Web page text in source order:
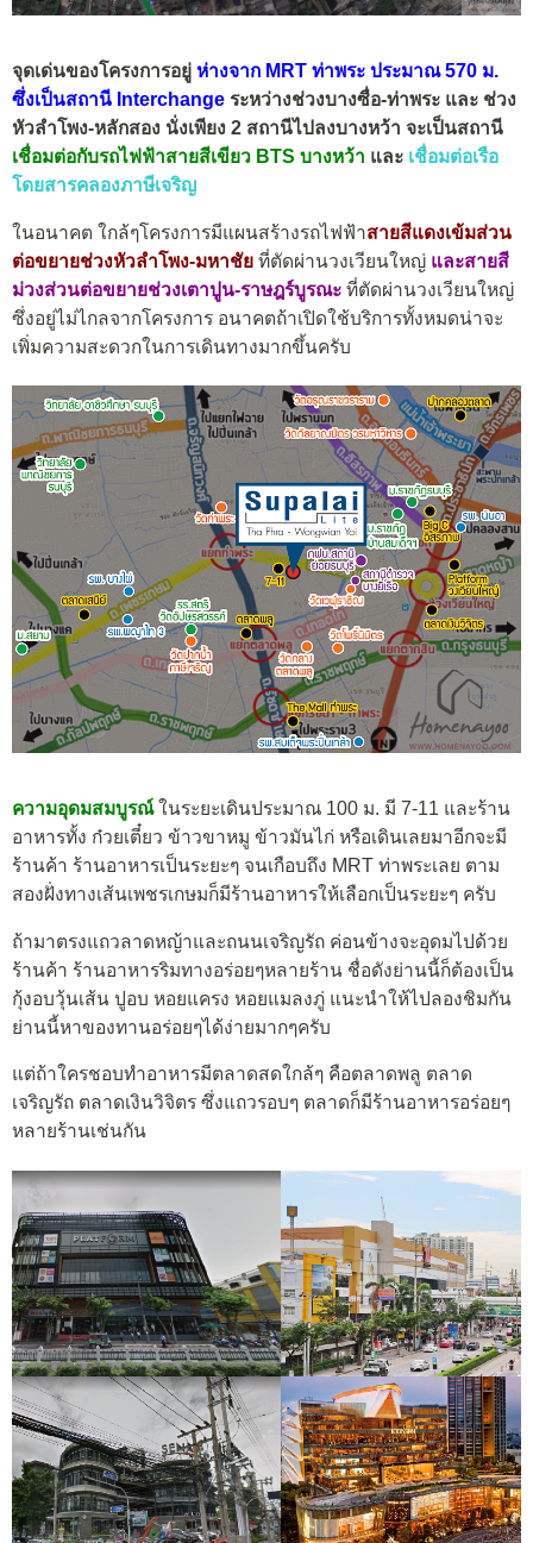
จุดเด่นของโครงการอยู่ ห่างจาก MRT ท่าพระ ประมาณ 570 ม.
ซึ่งเป็นสถานี Interchange ระหว่างช่วงบางซื่อ-ท่าพระ และ ช่วง
หัวลำโพง-หลักสอง นั่งเพียง 2 สถานีไปลงบางหว้า จะเป็นสถานี
เชื่อมต่อกับรถไฟฟ้าสายสีเขียว BTS บางหว้า และ เชื่อมต่อเรือ
โดยสารคลองภาษีเจริญ
ในอนาคต ใกล้ๆโครงการมีแผนสร้างรถไฟฟ้าสายสีแดงเข้มส่วน
ต่อขยายช่วงหัวลำโพง-มหาชัย ที่ตัดผ่านวงเวียนใหญ่ และสายสี
ม่วงส่วนต่อขยายช่วงเตาปูน-ราษฎร์บูรณะ ที่ตัดผ่านวงเวียนใหญ่
ซึ่งอยู่ไม่ไกลจากโครงการ อนาคตถ้าเปิดใช้บริการทั้งหมดน่าจะ
เพิ่มความสะดวกในการเดินทางมากขึ้นครับ
ความอุดมสมบูรณ์ในระยะเดินประมาณ 100 ม. มี 7-11 และร้าน
อาหารทั้ง ก๋วยเตี๋ยว ข้าวขาหมู ข้าวมันไก่ หรือเดินเลยมาอีกจะมี
ร้านค้า ร้านอาหารเป็นระยะๆ จนเกือบถึง MRT ท่าพระเลย ตาม
สองฝั่งทางเส้นเพชรเกษมก็มีร้านอาหารให้เลือกเป็นระยะๆ ครับ
ถ้ามาตรงแถวลาดหญ้าและถนนเจริญรัถ ค่อนข้างจะอุดมไปด้วย
ร้านค้า ร้านอาหารริมทางอร่อยๆหลายร้าน ชื่อดังย่านนี้ก็ต้องเป็น
กุ้งอบวุ้นเส้น ปูอบ หอยแครง หอยแมลงภู่ แนะนำให้ไปลองชิมกัน
ย่านนี้หาของทานอร่อยๆได้ง่ายมากๆครับ
แต่ถ้าใครชอบทำอาหารมีตลาดสดใกล้ๆ คือตลาดพลู ตลาด
เจริญรัถ ตลาดเงินวิจิตร ซึ่งแถวรอบๆ ตลาดก็มีร้านอาหารอร่อยๆ
หลายร้านเช่นกัน